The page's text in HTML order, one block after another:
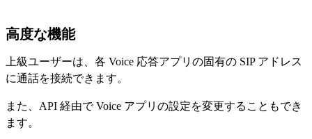
高度な機能
上級ユーザーは、各 Voice 応答アプリの固有の SIP アドレス
に通話を接続できます。
また、API 経由で Voice アプリの設定を変更することもでき
ます。